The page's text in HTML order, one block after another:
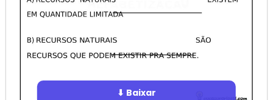
⬇ Baixar